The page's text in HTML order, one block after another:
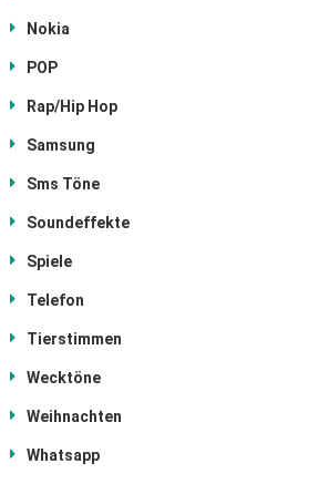
Nokia
POP
Rap/Hip Hop
Samsung
Sms Töne
Soundeffekte
Spiele
Telefon
Tierstimmen
Wecktöne
Weihnachten
Whatsapp